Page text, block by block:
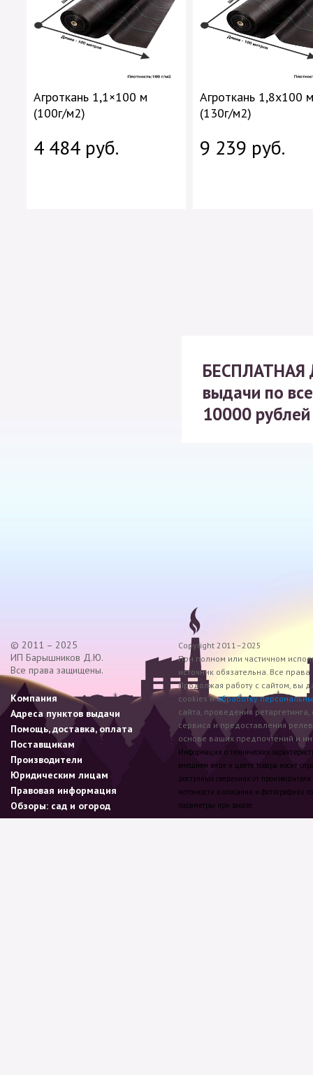
Агроткань 1,1×100 м
(100г/м2)
4 484 руб.
Агроткань 1,8х100 м
(130г/м2)
9 239 руб.
БЕСПЛАТНАЯ
выдачи по
10000 рублей
© 2011 – 2025
ИП Барышников Д.Ю.
Все права защищены.
Компания
Адреса пунктов выдачи
Помощь, доставка, оплата
Поставщикам
Производители
Юридическим лицам
Правовая информация
Обзоры: сад и огород
Copyright 2011–2025
При полном или частичном
источник обязательна. Все
Продолжая работу с сайтом, вы
cookies иобработку
сайта, проведения
сервиса и предоставления
основе ваших предпочтений и
Информация о технических
внешнем виде и цвете товара носит
доступных сведениях от
неточности в описании и фотографиях
параметры при заказе.